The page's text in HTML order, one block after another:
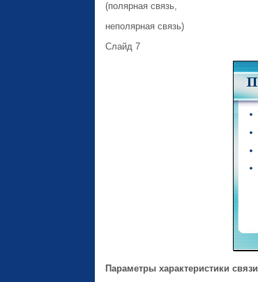
(полярная связь,
неполярная связь)
Слайд 7
Параметры характеристики связи